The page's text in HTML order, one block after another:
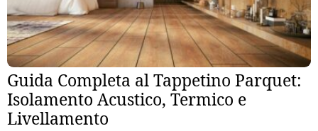
Guida Completa al Tappetino Parquet:
Isolamento Acustico, Termico e
Livellamento